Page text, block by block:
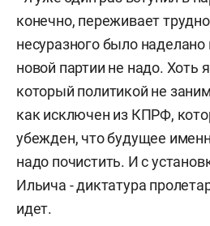
конечно, переживает
несуразного было
новой партии не надо. Хоть
который политикой не
как исключен из КПРФ,
убежден, что будущее
надо почистить. И с
Ильича - диктатура
идет.